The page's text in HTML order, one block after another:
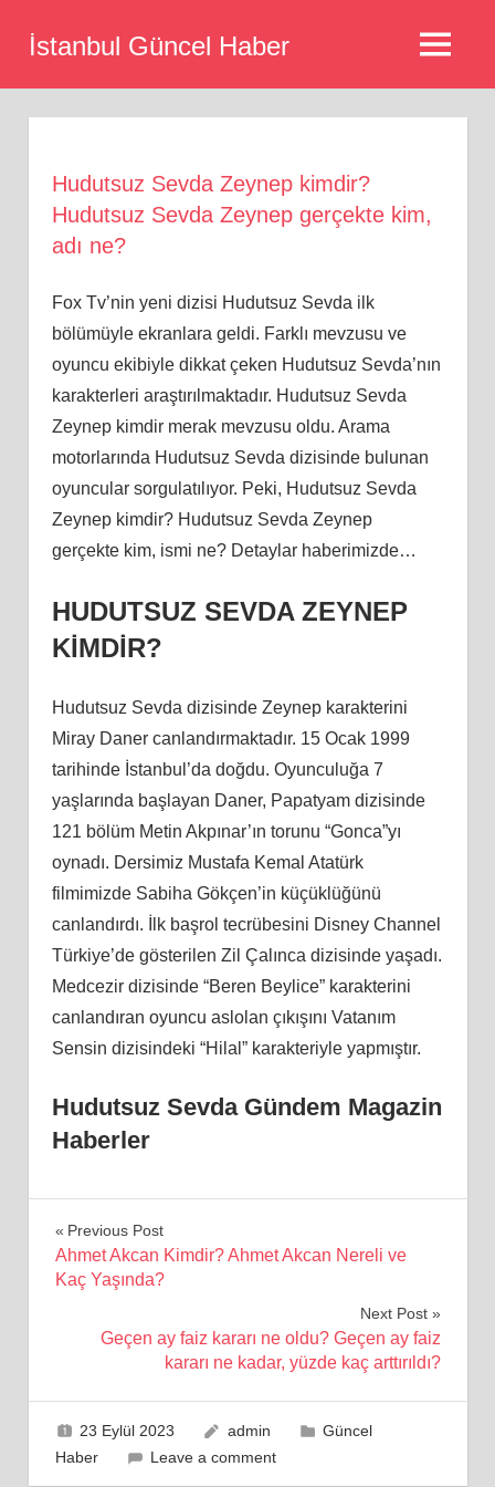
İstanbul Güncel Haber MENU
Hudutsuz Sevda Zeynep kimdir?
Hudutsuz Sevda Zeynep gerçekte kim,
adı ne?
Fox Tv’nin yeni dizisi Hudutsuz Sevda ilk
bölümüyle ekranlara geldi. Farklı mevzusu ve
oyuncu ekibiyle dikkat çeken Hudutsuz Sevda’nın
karakterleri araştırılmaktadır. Hudutsuz Sevda
Zeynep kimdir merak mevzusu oldu. Arama
motorlarında Hudutsuz Sevda dizisinde bulunan
oyuncular sorgulatılıyor. Peki, Hudutsuz Sevda
Zeynep kimdir? Hudutsuz Sevda Zeynep
gerçekte kim, ismi ne? Detaylar haberimizde…
HUDUTSUZ SEVDA ZEYNEP
KİMDİR?
Hudutsuz Sevda dizisinde Zeynep karakterini
Miray Daner canlandırmaktadır. 15 Ocak 1999
tarihinde İstanbul’da doğdu. Oyunculuğa 7
yaşlarında başlayan Daner, Papatyam dizisinde
121 bölüm Metin Akpınar’ın torunu “Gonca”yı
oynadı. Dersimiz Mustafa Kemal Atatürk
filmimizde Sabiha Gökçen’in küçüklüğünü
canlandırdı. İlk başrol tecrübesini Disney Channel
Türkiye’de gösterilen Zil Çalınca dizisinde yaşadı.
Medcezir dizisinde “Beren Beylice” karakterini
canlandıran oyuncu aslolan çıkışını Vatanım
Sensin dizisindeki “Hilal” karakteriyle yapmıştır.
Hudutsuz Sevda Gündem Magazin
Haberler
Yazı
gezinmesi
Previous Post
Ahmet Akcan Kimdir? Ahmet Akcan Nereli ve
Kaç Yaşında?
Next Post
Geçen ay faiz kararı ne oldu? Geçen ay faiz
kararı ne kadar, yüzde kaç arttırıldı?
23 Eylül 2023 admin
Güncel
Haber
Leave a comment